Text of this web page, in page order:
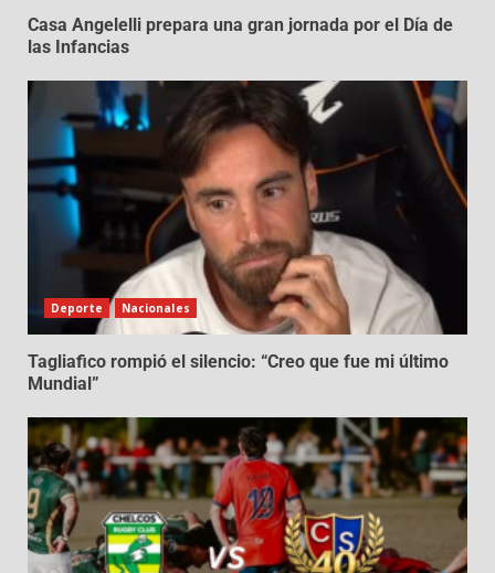
Casa Angelelli prepara una gran jornada por el Día de
las Infancias
Deporte Nacionales
Tagliafico rompió el silencio: “Creo que fue mi último
Mundial”